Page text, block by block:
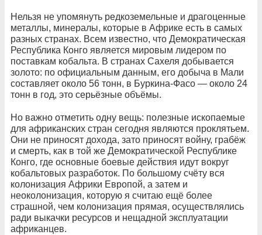
Нельзя не упомянуть редкоземельные и драгоценные
металлы, минералы, которые в Африке есть в самых
разных странах. Всем известно, что Демократическая
Республика Конго является мировым лидером по
поставкам кобальта. В странах Сахеля добывается
золото: по официальным данным, его добыча в Мали
составляет около 56 тонн, в Буркина-Фасо — около 24
тонн в год, это серьёзные объёмы.
Но важно отметить одну вещь: полезные ископаемые
для африканских стран сегодня являются проклятьем.
Они не приносят дохода, зато приносят войну, грабёж
и смерть, как в той же Демократической Республике
Конго, где основные боевые действия идут вокруг
кобальтовых разработок. По большому счёту вся
колонизация Африки Европой, а затем и
неоколонизация, которую я считаю ещё более
страшной, чем колонизация прямая, осуществлялись
ради выкачки ресурсов и нещадной эксплуатации
африканцев.